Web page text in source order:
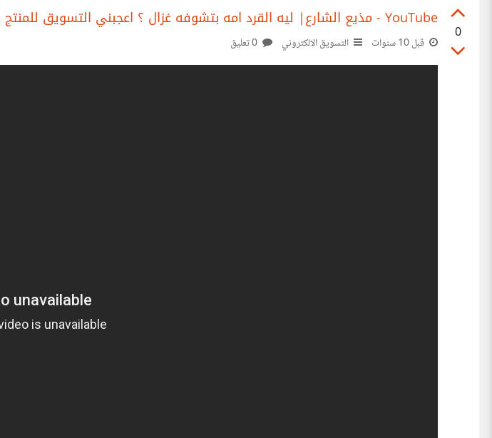
0
‫مذيع الشارع| ليه القرد امه بتشوفه غزال ؟ اعجبني التسويق للمنتج بهذا الشكل‬‎ - YouTube
قبل 10 سنوات التسويق الالكتروني